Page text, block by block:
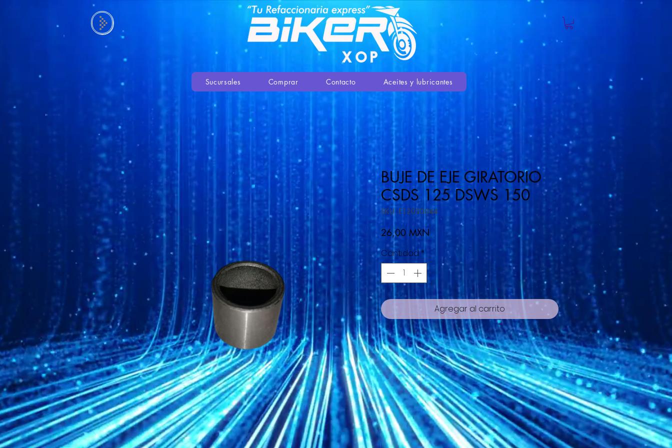
Sucursales Comprar Contacto Aceites y lubricantes
BUJE DE EJE GIRATORIO
CSDS 125 DSWS 150
SKU: E12030044
26,00 MXN Precio
Cantidad *
Agregar al carrito